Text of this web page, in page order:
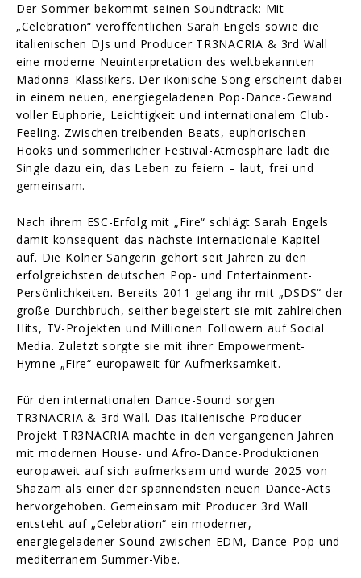
Der Sommer bekommt seinen Soundtrack: Mit
„Celebration“ veröffentlichen Sarah Engels sowie die
italienischen DJs und Producer TR3NACRIA & 3rd Wall
eine moderne Neuinterpretation des weltbekannten
Madonna-Klassikers. Der ikonische Song erscheint dabei
in einem neuen, energiegeladenen Pop-Dance-Gewand
voller Euphorie, Leichtigkeit und internationalem Club-
Feeling. Zwischen treibenden Beats, euphorischen
Hooks und sommerlicher Festival-Atmosphäre lädt die
Single dazu ein, das Leben zu feiern – laut, frei und
gemeinsam.
Nach ihrem ESC-Erfolg mit „Fire“ schlägt Sarah Engels
damit konsequent das nächste internationale Kapitel
auf. Die Kölner Sängerin gehört seit Jahren zu den
erfolgreichsten deutschen Pop- und Entertainment-
Persönlichkeiten. Bereits 2011 gelang ihr mit „DSDS“ der
große Durchbruch, seither begeistert sie mit zahlreichen
Hits, TV-Projekten und Millionen Followern auf Social
Media. Zuletzt sorgte sie mit ihrer Empowerment-
Hymne „Fire“ europaweit für Aufmerksamkeit.
Für den internationalen Dance-Sound sorgen
TR3NACRIA & 3rd Wall. Das italienische Producer-
Projekt TR3NACRIA machte in den vergangenen Jahren
mit modernen House- und Afro-Dance-Produktionen
europaweit auf sich aufmerksam und wurde 2025 von
Shazam als einer der spannendsten neuen Dance-Acts
hervorgehoben. Gemeinsam mit Producer 3rd Wall
entsteht auf „Celebration“ ein moderner,
energiegeladener Sound zwischen EDM, Dance-Pop und
mediterranem Summer-Vibe.